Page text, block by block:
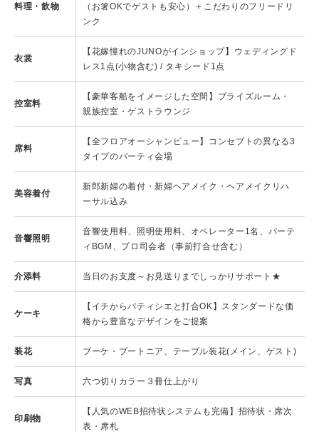
料理・飲物
（お箸OKでゲストも安心）＋こだわりのフリードリ
ンク
衣裳
【花嫁憧れのJUNOがインショップ】ウェディングド
レス1点(小物含む) / タキシード1点
控室料
【豪華客船をイメージした空間】ブライズルーム・
親族控室・ゲストラウンジ
席料
【全フロアオーシャンビュー】コンセプトの異なる3
タイプのパーティ会場
美容着付
新郎新婦の着付・新婦ヘアメイク・ヘアメイクリハ
ーサル込み
音響照明
音響使用料、照明使用料、オペレーター1名、パーテ
ィBGM、プロ司会者（事前打合せ含む）
介添料 当日のお支度～お見送りまでしっかりサポート★
ケーキ
【イチからパティシエと打合OK】スタンダードな価
格から豊富なデザインをご提案
装花 ブーケ・ブートニア、テーブル装花(メイン、ゲスト)
写真 六つ切りカラー３冊仕上がり
印刷物
【人気のWEB招待状システムも完備】招待状・席次
表・席札